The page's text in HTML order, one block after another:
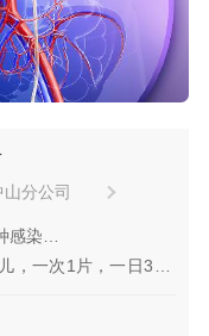
分公司
感染
等。
，一次1片，一日3次,